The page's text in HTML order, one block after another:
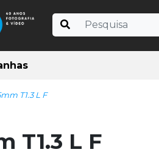
T1.3 L F
T1.3 L F